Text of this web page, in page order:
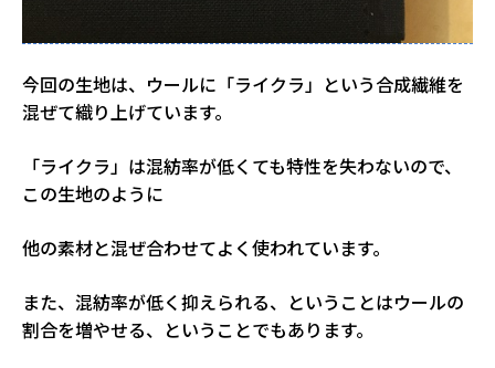
今回の生地は、ウールに「ライクラ」という合成繊維を
混ぜて織り上げています。
「ライクラ」は混紡率が低くても特性を失わないので、
この生地のように
他の素材と混ぜ合わせてよく使われています。
また、混紡率が低く抑えられる、ということはウールの
割合を増やせる、ということでもあります。